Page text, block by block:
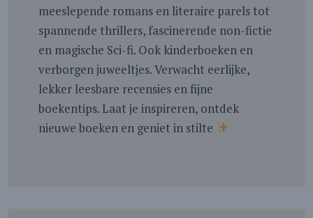
meeslepende romans en literaire parels tot
spannende thrillers, fascinerende non-fictie
en magische Sci-fi. Ook kinderboeken en
verborgen juweeltjes. Verwacht eerlijke,
lekker leesbare recensies en fijne
boekentips. Laat je inspireren, ontdek
nieuwe boeken en geniet in stilte